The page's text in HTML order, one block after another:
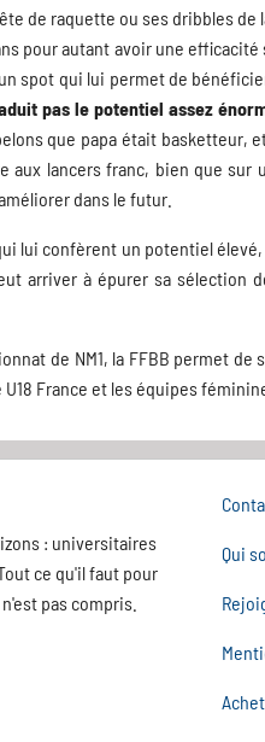
de raquette ou ses dribbles de
pour autant avoir une efficacité
spot qui lui permet de
pas le potentiel assez
que papa était basketteur,
lancers franc, bien que sur
dans le futur.
lui confèrent un potentiel élevé,
arriver à épurer sa sélection
de NM1, la FFBB permet de
France et les équipes
: universitaires
ce qu'il faut pour
pas compris.
Qui